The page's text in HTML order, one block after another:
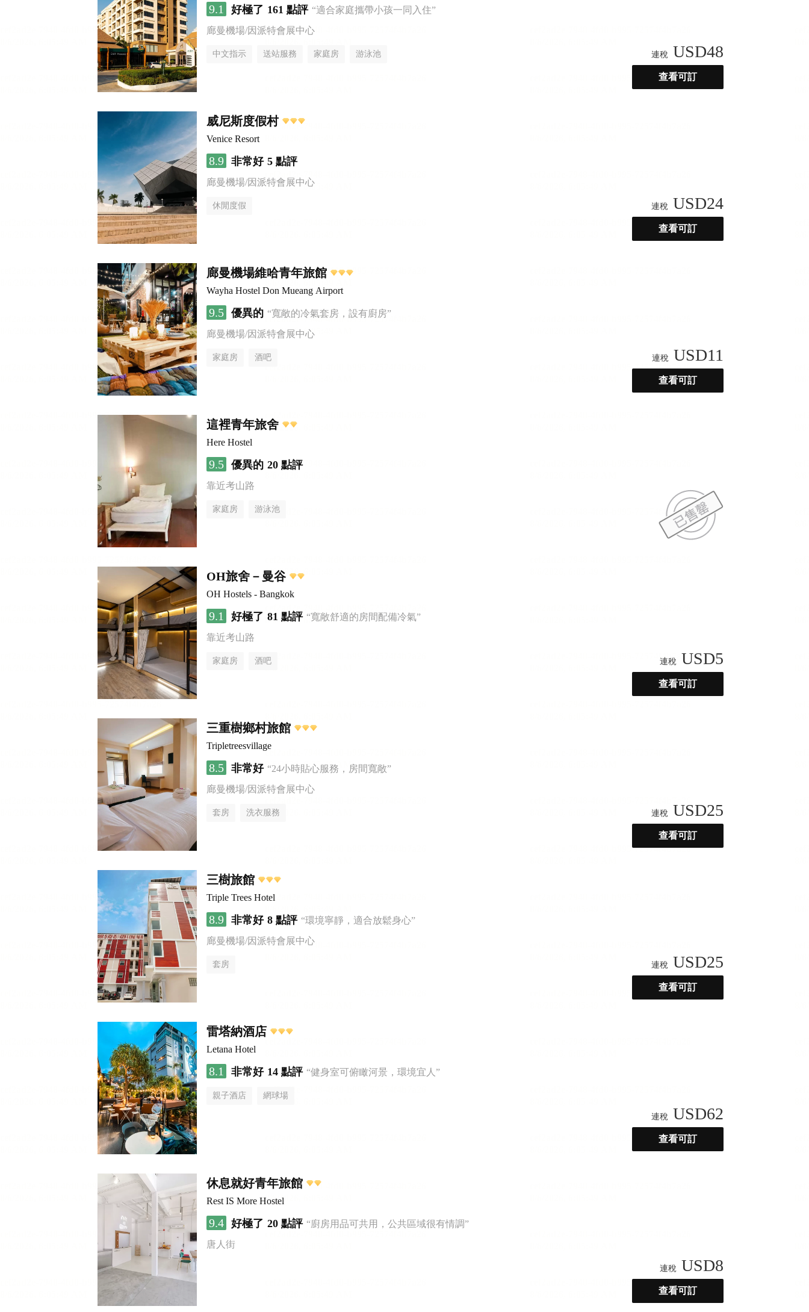
9.1 好極了 161 點評 “適合家庭攜帶小孩一同入住”
廊曼機場/因派特會展中心
中文指示 送站服務 家庭房 游泳池 連稅 USD48
查看可訂
威尼斯度假村
Venice Resort
8.9 非常好 5 點評
廊曼機場/因派特會展中心
休閒度假 連稅 USD24
查看可訂
廊曼機場維哈青年旅館
Wayha Hostel Don Mueang Airport
9.5 優異的 “寬敞的冷氣套房，設有廚房”
廊曼機場/因派特會展中心
家庭房 酒吧 連稅 USD11
查看可訂
這裡青年旅舍
Here Hostel
9.5 優異的 20 點評
靠近考山路
家庭房 游泳池
OH旅舍－曼谷
OH Hostels - Bangkok
9.1 好極了 81 點評 “寬敞舒適的房間配備冷氣”
靠近考山路
家庭房 酒吧 連稅 USD5
查看可訂
三重樹鄉村旅館
Tripletreesvillage
8.5 非常好 “24小時貼心服務，房間寬敞”
廊曼機場/因派特會展中心
套房 洗衣服務 連稅 USD25
查看可訂
三樹旅館
Triple Trees Hotel
8.9 非常好 8 點評 “環境寧靜，適合放鬆身心”
廊曼機場/因派特會展中心
套房 連稅 USD25
查看可訂
雷塔納酒店
Letana Hotel
8.1 非常好 14 點評 “健身室可俯瞰河景，環境宜人”
親子酒店 網球場
連稅 USD62
查看可訂
休息就好青年旅館
Rest IS More Hostel
9.4 好極了 20 點評 “廚房用品可共用，公共區域很有情調”
唐人街
連稅 USD8
查看可訂